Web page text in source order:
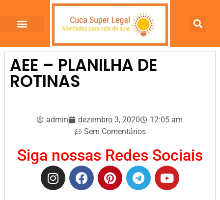
AEE – PLANILHA DE
ROTINAS
admin dezembro 3, 2020
12:05 am
Sem Comentários
Siga nossas Redes Sociais